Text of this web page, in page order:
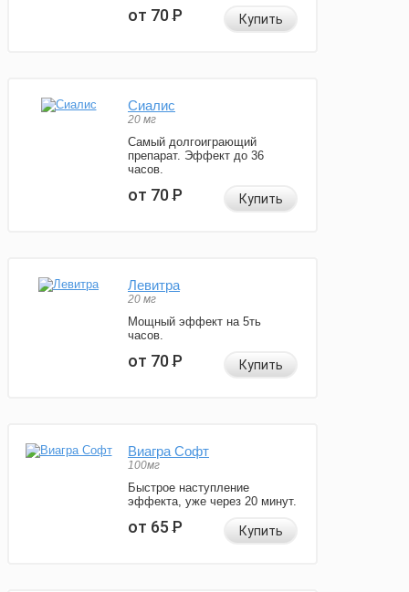
от 70Р Купить
Сиалис
20 мг
Самый долгоиграющий
препарат. Эффект до 36
часов.
от 70Р Купить
Левитра
20 мг
Мощный эффект на 5ть
часов.
от 70Р Купить
Виагра Софт
100мг
Быстрое наступление
эффекта, уже через 20 минут.
от 65Р Купить